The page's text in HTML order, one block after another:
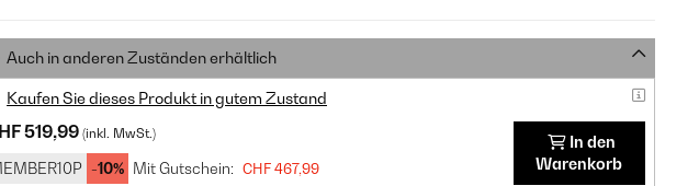
Auch in anderen Zuständen erhältlich
Kaufen Sie dieses Produkt in gutem Zustand
519,99 (inkl. MwSt.)
-10% Mit Gutschein: CHF 467,99
In den
Warenkorb